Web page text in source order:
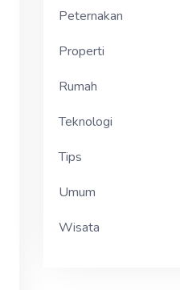
Peternakan
Properti
Rumah
Teknologi
Tips
Umum
Wisata